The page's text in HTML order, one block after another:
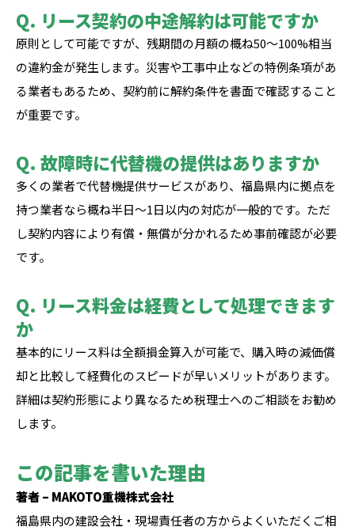
Q. リース契約の中途解約は可能ですか
原則として可能ですが、残期間の月額の概ね50〜100%相当
の違約金が発生します。災害や工事中止などの特例条項があ
る業者もあるため、契約前に解約条件を書面で確認すること
が重要です。
Q. 故障時に代替機の提供はありますか
多くの業者で代替機提供サービスがあり、福島県内に拠点を
持つ業者なら概ね半日〜1日以内の対応が一般的です。ただ
し契約内容により有償・無償が分かれるため事前確認が必要
です。
Q. リース料金は経費として処理できます
か
基本的にリース料は全額損金算入が可能で、購入時の減価償
却と比較して経費化のスピードが早いメリットがあります。
詳細は契約形態により異なるため税理士へのご相談をお勧め
します。
この記事を書いた理由
著者 – MAKOTO重機株式会社
福島県内の建設会社・現場責任者の方からよくいただくご相